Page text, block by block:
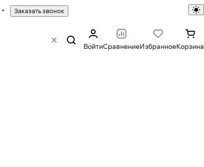
Заказать звонок
ВойтиСравнениеИзбранноеКорзина